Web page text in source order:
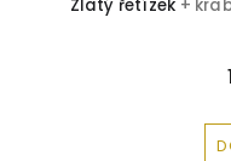
Zlatý